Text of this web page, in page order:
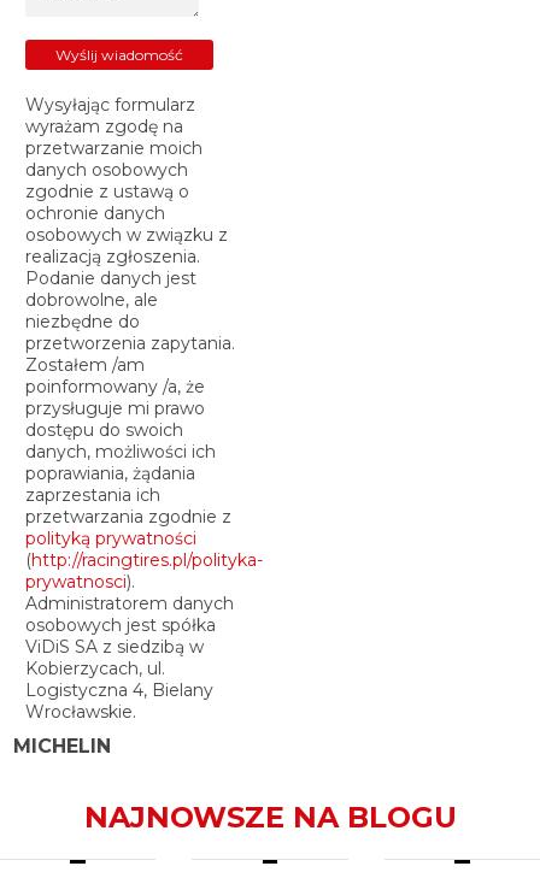
Wysyłając formularz
wyrażam zgodę na
przetwarzanie moich
danych osobowych
zgodnie z ustawą o
ochronie danych
osobowych w związku z
realizacją zgłoszenia.
Podanie danych jest
dobrowolne, ale
niezbędne do
przetworzenia zapytania.
Zostałem /am
poinformowany /a, że
przysługuje mi prawo
dostępu do swoich
danych, możliwości ich
poprawiania, żądania
zaprzestania ich
przetwarzania zgodnie z
polityką prywatności
(http://racingtires.pl/polityka-
prywatnosci).
Administratorem danych
osobowych jest spółka
ViDiS SA z siedzibą w
Kobierzycach, ul.
Logistyczna 4, Bielany
Wrocławskie.
MICHELIN
NAJNOWSZE NA BLOGU